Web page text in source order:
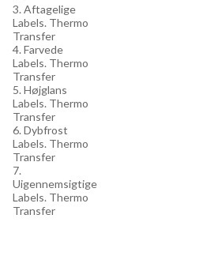
3. Aftagelige
Labels. Thermo
Transfer
4. Farvede
Labels. Thermo
Transfer
5. Højglans
Labels. Thermo
Transfer
6. Dybfrost
Labels. Thermo
Transfer
7.
Uigennemsigtige
Labels. Thermo
Transfer